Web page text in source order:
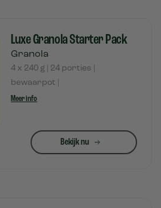
Luxe Granola Starter Pack
Granola
4 x 240 g | 24 porties |
bewaarpot |
Meer info
Bekijk nu